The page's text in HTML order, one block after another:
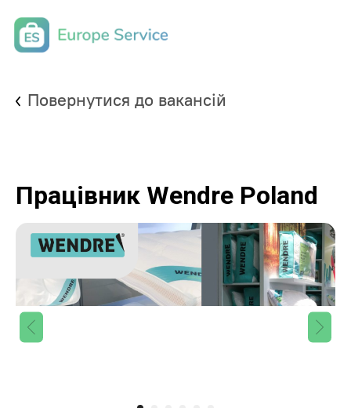
Повернутися до вакансій
Працівник Wendre Poland